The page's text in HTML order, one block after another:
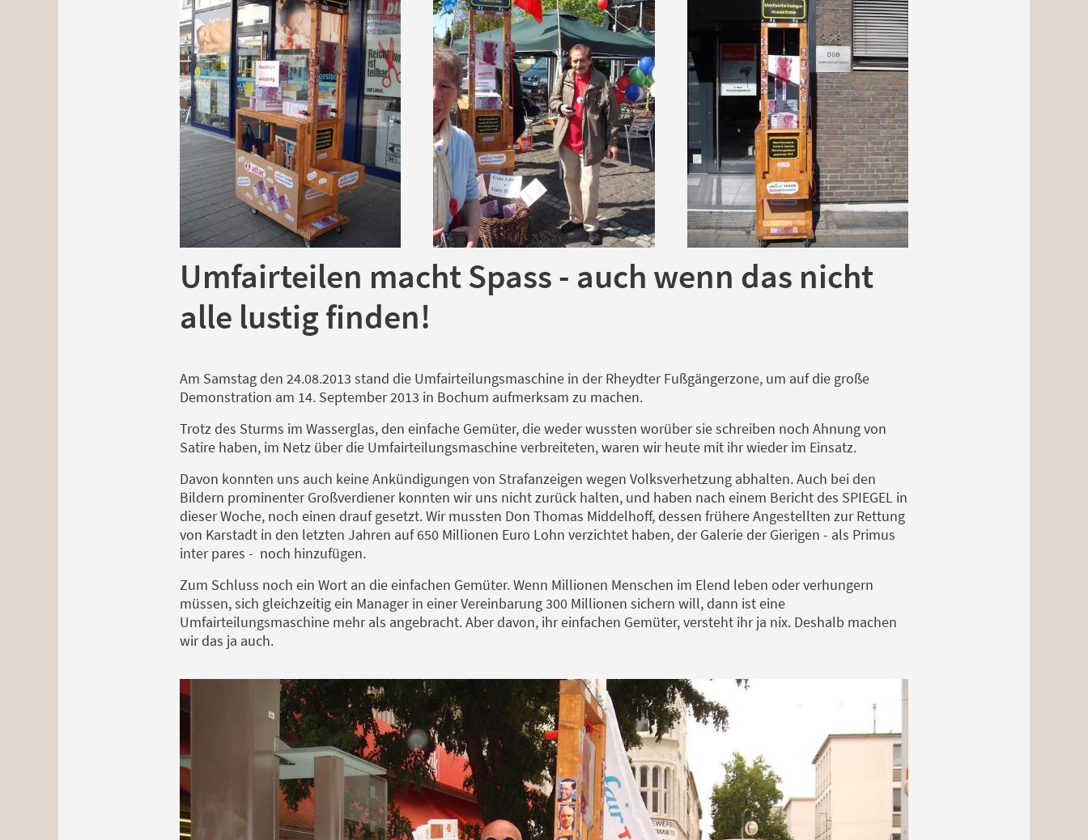
Umfairteilen macht Spass - auch wenn das nicht
alle lustig finden!
Am Samstag den 24.08.2013 stand die Umfairteilungsmaschine in der Rheydter Fußgängerzone, um auf die große
Demonstration am 14. September 2013 in Bochum aufmerksam zu machen.
Trotz des Sturms im Wasserglas, den einfache Gemüter, die weder wussten worüber sie schreiben noch Ahnung von
Satire haben, im Netz über die Umfairteilungsmaschine verbreiteten, waren wir heute mit ihr wieder im Einsatz.
Davon konnten uns auch keine Ankündigungen von Strafanzeigen wegen Volksverhetzung abhalten. Auch bei den
Bildern prominenter Großverdiener konnten wir uns nicht zurück halten, und haben nach einem Bericht des SPIEGEL in
dieser Woche, noch einen drauf gesetzt. Wir mussten Don Thomas Middelhoff, dessen frühere Angestellten zur Rettung
von Karstadt in den letzten Jahren auf 650 Millionen Euro Lohn verzichtet haben, der Galerie der Gierigen - als Primus
inter pares - noch hinzufügen.
Zum Schluss noch ein Wort an die einfachen Gemüter. Wenn Millionen Menschen im Elend leben oder verhungern
müssen, sich gleichzeitig ein Manager in einer Vereinbarung 300 Millionen sichern will, dann ist eine
Umfairteilungsmaschine mehr als angebracht. Aber davon, ihr einfachen Gemüter, versteht ihr ja nix. Deshalb machen
wir das ja auch.